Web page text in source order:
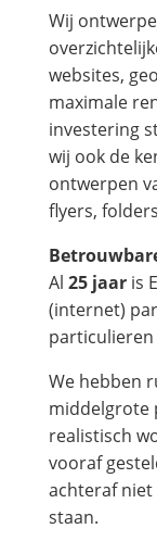
Wij
websites,
maximale
investering
wij ook de
ontwerpen
flyers,
Al 25 jaar is
(internet)
particulieren
We hebben
middelgrote
realistisch
vooraf
achteraf
staan.